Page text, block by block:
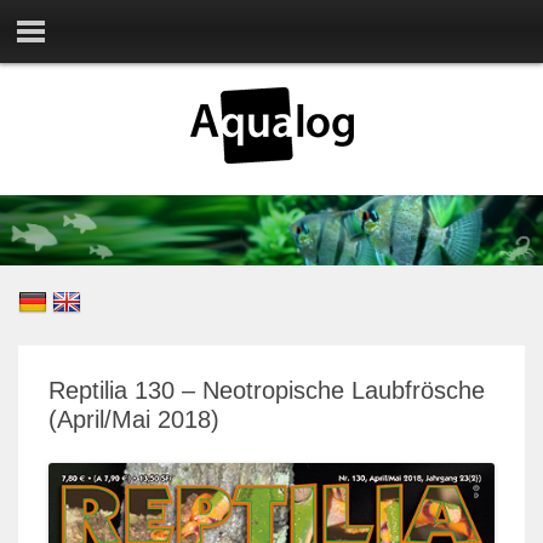
Reptilia 130 – Neotropische Laubfrösche
(April/Mai 2018)